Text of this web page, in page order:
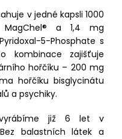
v jedné kapsli 1000
MagChel® a 1,4 mg
5-Phosphate s
kombinace zajišťuje
hořčíku – 200 mg
hořčíku bisglycinátu
a psychiky.
vyrábíme již 6 let v
balastních látek a